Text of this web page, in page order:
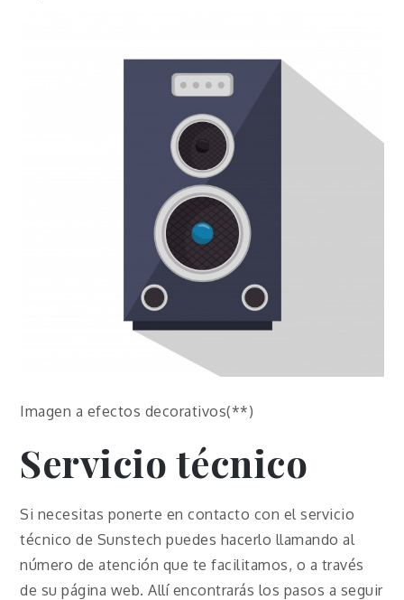
Imagen a efectos decorativos(**)
Servicio técnico
Si necesitas ponerte en contacto con el servicio
técnico de Sunstech puedes hacerlo llamando al
número de atención que te facilitamos, o a través
de su página web. Allí encontrarás los pasos a seguir